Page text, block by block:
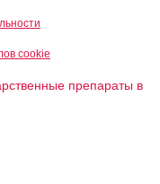
cookie
препараты в